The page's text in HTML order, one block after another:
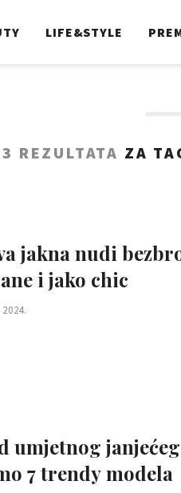
LIFE&STYLE
3 REZULTATA ZA
jakna nudi
i jako chic
umjetnog
7 trendy modela